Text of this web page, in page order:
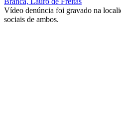
Vídeo denúncia foi gravado na
sociais de ambos.